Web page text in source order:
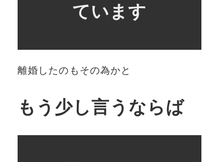
ています
離婚したのもその為かと
もう少し言うならば